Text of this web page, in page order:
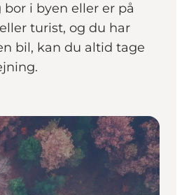
i byen eller er på
turist, og du har
bil, kan du altid tage